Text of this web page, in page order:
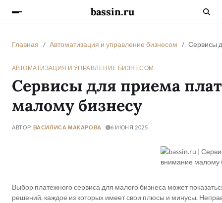
bassin.ru
Главная Автоматизация и управление бизнесом Сервисы
АВТОМАТИЗАЦИЯ И УПРАВЛЕНИЕ БИЗНЕСОМ
Сервисы для приема
малому бизнесу
АВТОР:ВАСИЛИСА МАКАРОВА 6 ИЮНЯ 2025
Выбор платежного сервиса для малого бизнеса может
решений, каждое из которых имеет свои плюсы и минусы.